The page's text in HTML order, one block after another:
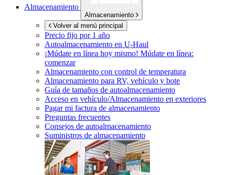
Almacenamiento
Almacenamiento
Volver al menú principal
Precio fijo por 1 año
Autoalmacenamiento en U-Haul
¡Múdate en línea hoy mismo! Múdate en línea:
comenzar
Almacenamiento con control de temperatura
Almacenamiento para RV, vehículo y bote
Guía de tamaños de autoalmacenamiento
Acceso en vehículo/Almacenamiento en exteriores
Pagar mi factura de almacenamiento
Preguntas frecuentes
Consejos de autoalmacenamiento
Suministros de almacenamiento